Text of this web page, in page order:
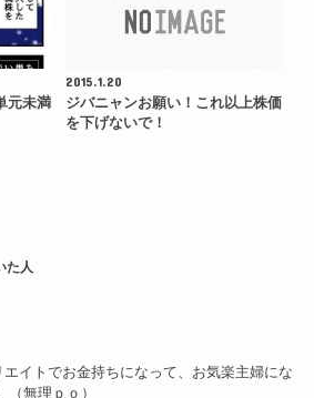
元未満
2015.1.20
ジバニャンお願い！これ以上株価
を下げないで！
た人
イトでお金持ちになって、お気楽主婦にな
（無理ｐｏ）